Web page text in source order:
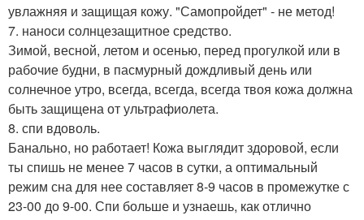
увлажняя и защищая кожу. "Самопройдет" - не метод!
7. наноси солнцезащитное средство.
Зимой, весной, летом и осенью, перед прогулкой или в
рабочие будни, в пасмурный дождливый день или
солнечное утро, всегда, всегда, всегда твоя кожа должна
быть защищена от ультрафиолета.
8. спи вдоволь.
Банально, но работает! Кожа выглядит здоровой, если
ты спишь не менее 7 часов в сутки, а оптимальный
режим сна для нее составляет 8-9 часов в промежутке с
23-00 до 9-00. Спи больше и узнаешь, как отлично